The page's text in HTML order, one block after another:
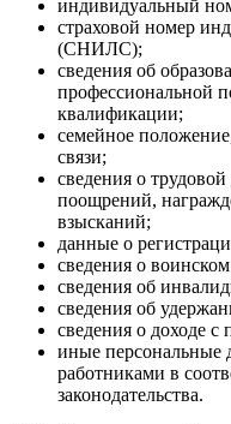
индивидуальный
страховой номер
(СНИЛС);
сведения об
профессиональной
квалификации;
семейное
связи;
сведения о
поощрений,
взысканий;
данные о
сведения о
сведения об
сведения об
сведения о доходе
иные персональные
работниками в
законодательства.